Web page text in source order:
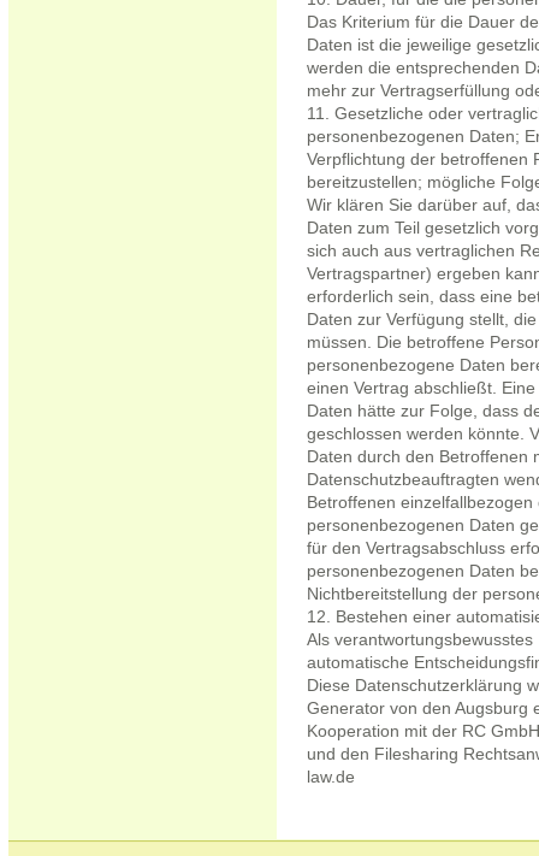
Das Kriterium für die Dauer
Daten ist die jeweilige
werden die entsprechenden
mehr zur Vertragserfüllung
11. Gesetzliche oder
personenbezogenen Daten;
Verpflichtung der betroffenen
bereitzustellen; mögliche
Wir klären Sie darüber auf,
Daten zum Teil gesetzlich
sich auch aus vertraglichen
Vertragspartner) ergeben
erforderlich sein, dass eine
Daten zur Verfügung stellt,
müssen. Die betroffene
personenbezogene Daten
einen Vertrag abschließt.
Daten hätte zur Folge, dass
geschlossen werden könnte.
Daten durch den Betroffenen
Datenschutzbeauftragten
Betroffenen
personenbezogenen Daten
für den Vertragsabschluss
personenbezogenen Daten
Nichtbereitstellung der
12. Bestehen einer
Als
automatische
Diese Datenschutzerklärung
Generator von den Augsburg
Kooperation mit der RC
und den Filesharing
law.de